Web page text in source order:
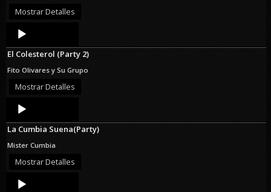
Mostrar Detalles
Audio
Player
El Colesterol (Party 2)
Fito Olivares y Su Grupo
Mostrar Detalles
Audio
Player
La Cumbia Suena(Party)
Mister Cumbia
Mostrar Detalles
Audio
Player